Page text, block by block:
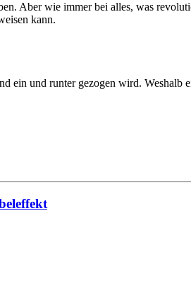
Aber wie immer bei alles, was
kann.
ein und runter gezogen wird.